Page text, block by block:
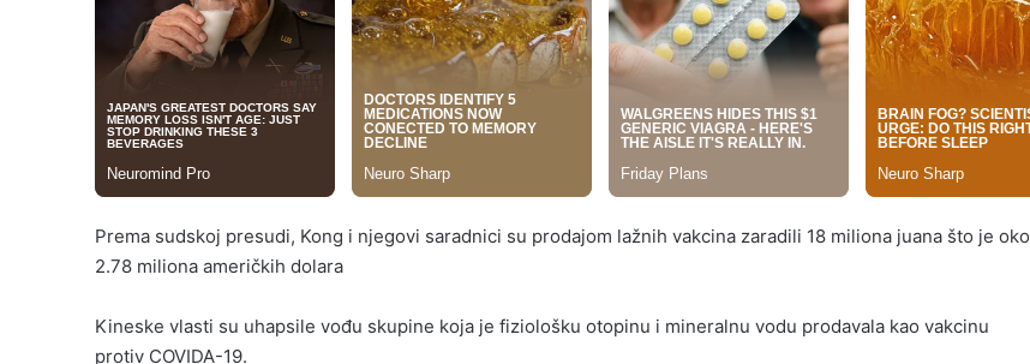
Prema sudskoj presudi, Kong i njegovi saradnici su prodajom lažnih vakcina zaradili 18 miliona juana što je oko
2.78 miliona američkih dolara
Kineske vlasti su uhapsile vođu skupine koja je fiziološku otopinu i mineralnu vodu prodavala kao vakcinu
protiv COVIDA-19.